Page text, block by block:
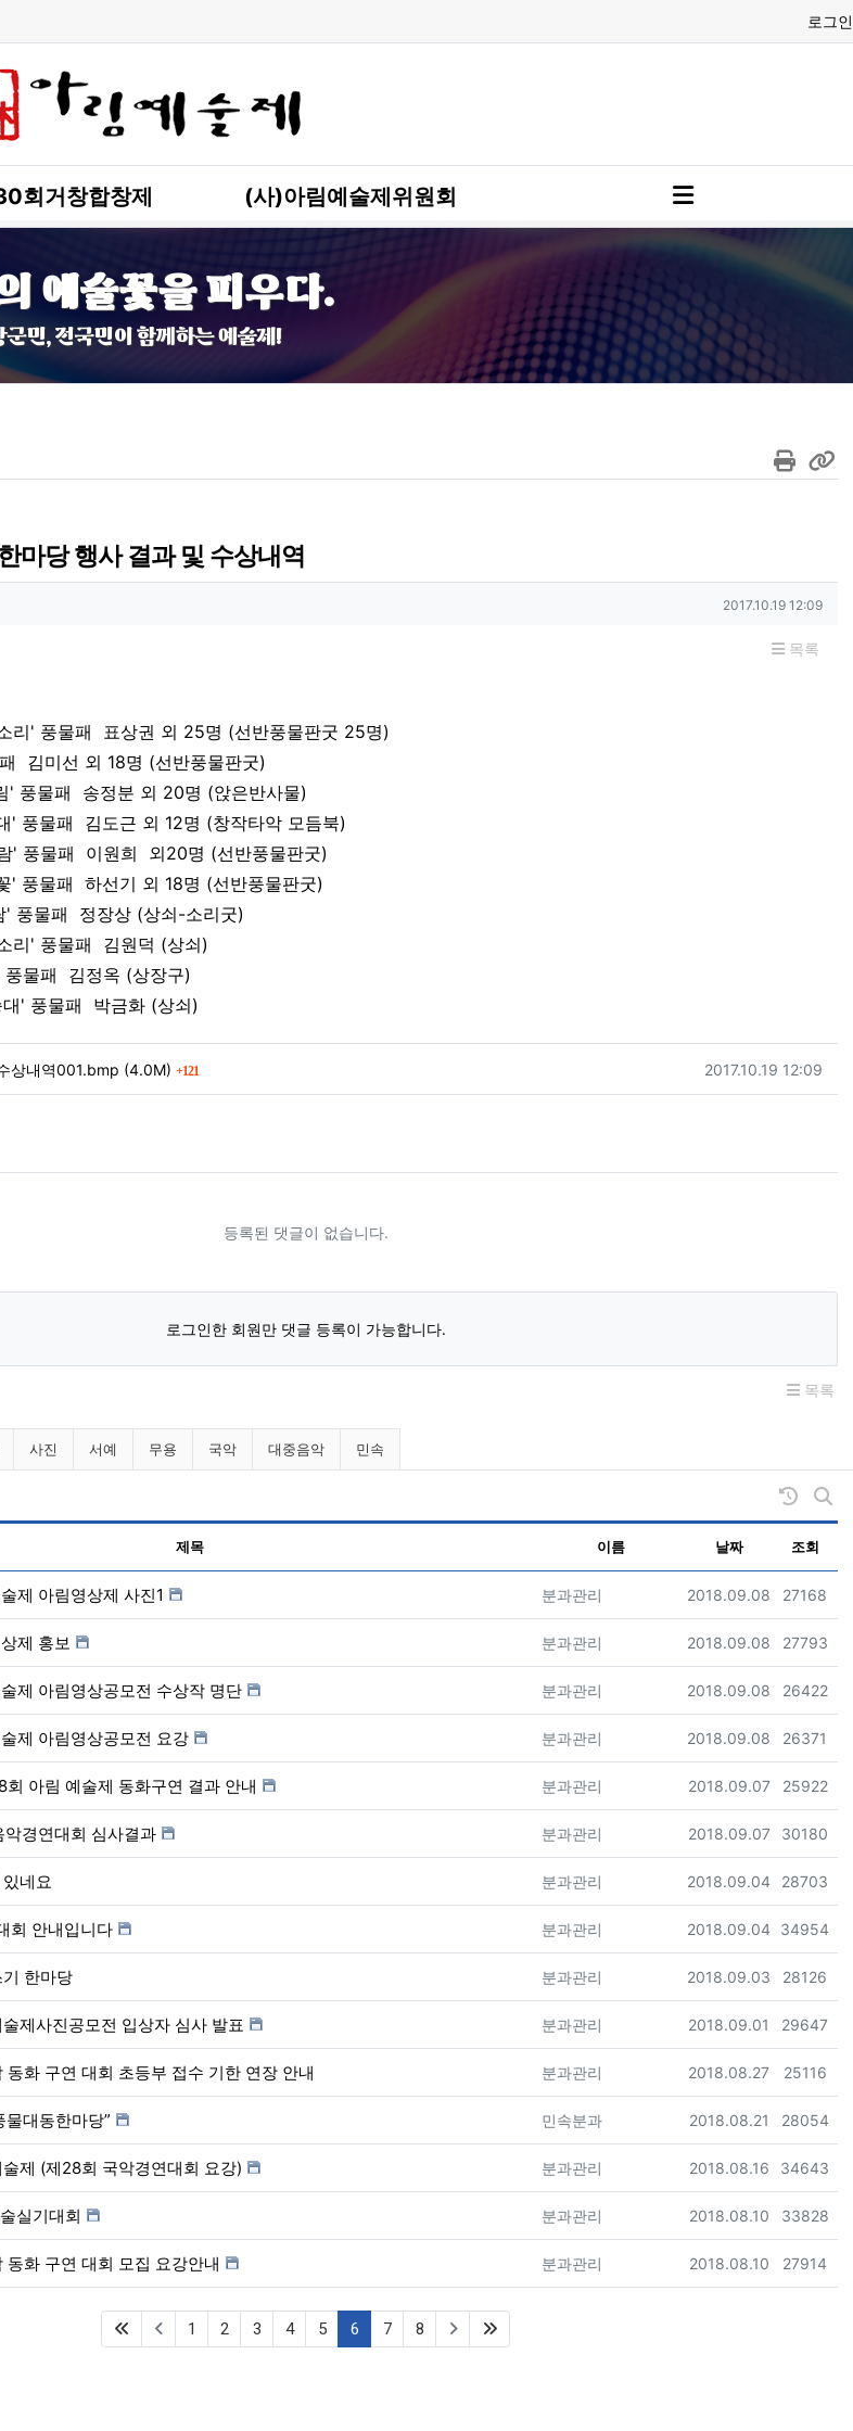
로그인
회거창합창제 (사)아림예술제위원회
예술꽃을 피우다.
군민, 전국민이 함께하는 예술제!
마당 행사 결과 및 수상내역
작성일
2017.10.19 12:09
목록
' 풍물패 표상권 외 25명 (선반풍물판굿 25명)
김미선 외 18명 (선반풍물판굿)
' 풍물패 송정분 외 20명 (앉은반사물)
' 풍물패 김도근 외 12명 (창작타악 모듬북)
풍물패 이원희 외20명 (선반풍물판굿)
풍물패 하선기 외 18명 (선반풍물판굿)
' 풍물패 정장상 (상쇠-소리굿)
리' 풍물패 김원덕 (상쇠)
물패 김정옥 (상장구)
' 풍물패 박금화 (상쇠)
상내역001.bmp 파일크기
(4.0M) 121회 다운로드 등록일
2017.10.19 12:09
등록된 댓글이 없습니다.
로그인한 회원만 댓글 등록이 가능합니다.
목록
록
사진 서예 무용 국악 대중음악 민속
날짜순
게
제목 이름 날짜 조회
제 아림영상제 사진1 등록자
분과관리 등록일
2018.09.08 조회
27168
제 홍보 등록자
분과관리 등록일
2018.09.08 조회
27793
제 아림영상공모전 수상작 명단 등록자
분과관리 등록일
2018.09.08 조회
26422
제 아림영상공모전 요강 등록자
분과관리 등록일
2018.09.08 조회
26371
회 아림 예술제 동화구연 결과 안내 등록자
분과관리 등록일
2018.09.07 조회
25922
경연대회 심사결과 등록자
분과관리 등록일
2018.09.07 조회
30180
네요 등록자
분과관리 등록일
2018.09.04 조회
28703
회 안내입니다 등록자
분과관리 등록일
2018.09.04 조회
34954
한마당 등록자
분과관리 등록일
2018.09.03 조회
28126
제사진공모전 입상자 심사 발표 등록자
분과관리 등록일
2018.09.01 조회
29647
동화 구연 대회 초등부 접수 기한 연장 안내 등록자
분과관리 등록일
2018.08.27 조회
25116
물대동한마당” 등록자
민속분과 등록일
2018.08.21 조회
28054
제 (제28회 국악경연대회 요강) 등록자
분과관리 등록일
2018.08.16 조회
34643
실기대회 등록자
분과관리 등록일
2018.08.10 조회
33828
동화 구연 대회 모집 요강안내 등록자
분과관리 등록일
2018.08.10 조회
27914
(first) 1 2 3 4 5 6(current)
7 8 (last)